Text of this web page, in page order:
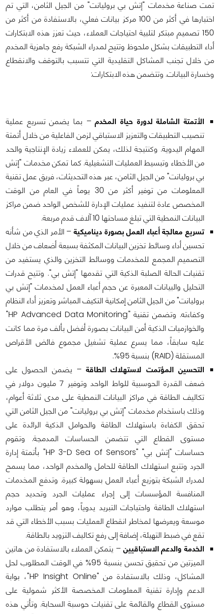
تمت صناعة مخدمات "إتش بي بروليانت" من الجيل الثامن، التي تم
اختبارها في أكثر من 100 مركز بيانات فعلي، بالاستفادة من أكثر من
150 تصميم مبتكر لتلبية احتياجات العملاء، حيث تعزز هذه الابتكارات
أداء التطبيقات بشكل ملحوظ وتتيح لمدراء الشبكة رفع جاهزية المخدم
من خلال تجنب المشاكل التقليدية التي تتسبب بالتوقف والانقطاع
وخسارة البيانات. وتتضمن هذه الابتكارات:
الأتمتة الشاملة لدورة حياة المخدم– بما يضمن تسريع عملية
تنصيب التطبيقات والتعزيز الاستباقي لزمن الفاعلية من خلال أتمتة
المهام اليدوية. وكنتيجة لذلك، يمكن للعملاء زيادة الإنتاجية والحد
من الأخطاء وتبسيط العمليات التشغيلية. كما تمكن مخدمات "إتش
بي بروليانت" من الجيل الثامن، عبر هذه التحديثات، فريق عمل تقنية
المعلومات من توفير أكثر من 30 يوماً في العام من الوقت
المخصص عادة لتنفيذ عمليات الإدارة للشخص الواحد ضمن مراكز
البيانات النمطية التي تبلغ مساحتها 10 آلاف قدم مربعة.
تسريع معالجة أعباء العمل بصورة ديناميكية – الأمر الذي من شأنه
تحسين أداء وسائط تخزين البيانات المكثفة بسبعة أضعاف من خلال
التصميم المجمع للمخدمات ووسائط التخزين والذي يستفيد من
تقنيات الحالة الصلبة الذكية التي تقدمها "إتش بي". وتتيح قدرات
التحليل والبيانات المعبرة عن حجم أعباء العمل لمخدمات "إتش بي
بروليانت" من الجيل الثامن إمكانية التكيف المباشر وتعزيز أداء النظام
وكفاءته. وتضمن تقنية "HP Advanced Data Monitoring"
والخوازميات الذكية أمن البيانات بصورة أفضل بألف مرة مما كانت
عليه سابقاً، مما يسرع عملية تشغيل مجموع فائض الأقراص
المستقلة (RAID) بنسبة 95%.
التحسين المؤتمت لاستهلاك الطاقة– يضمن الحصول على
ضعف القدرة الحوسبية للواط الواحد وتوفير 7 مليون دولار في
تكاليف الطاقة في مراكز البيانات النمطية على مدى ثلاثة أعوام،
وذلك باستخدام مخدمات "إتش بي بروليانت" من الجيل الثامن التي
تحقق الكفاءة باستهلاك الطاقة والحوامل الذكية الرائدة على
مستوى القطاع التي تتضمن الحساسات المدمجة. وتقوم
حساسات "إتش بي" "HP 3-D Sea of Sensors" بأتمتة إدارة
الجرد وتتبع استهلاك الطاقة للحامل والمخدم الواحد، مما يسمح
لمدراء الشبكة بتوزيع أعباء العمل بسهولة كبيرة. وتدفع المخدمات
المنافسة المؤسسات إلى إجراء عمليات الجرد وتحديد حجم
استهلاك الطاقة واحتياجات التبريد يدوياً، وهو أمر يتطلب موارد
موسعة ويعرضها لمخاطر انقطاع العمليات بسبب الأخطاء التي قد
تقع في ضبط التهيئة، إضافة إلى رفع تكاليف التزويد بالطاقة.
الخدمة والدعم الاستباقيين – يتمكن العملاء بالاستفادة من هاتين
الميزتين من تحقيق تحسن بنسبة 95% في الوقت المطلوب لحل
المشاكل، وذلك بالاستفادة من "HP Insight Online"، بوابة
الدعم وإدارة تقنية المعلومات المخصصة الأكثر شمولية على
مستوى القطاع والقائمة على تقنيات حوسبة السحابة. وتأتي هذه